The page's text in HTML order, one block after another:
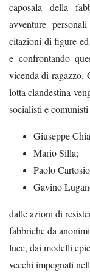
caposala della
avventure
citazioni di figure ed
e confrontando
vicenda di ragazzo.
lotta clandestina
socialisti e
Giuseppe
Mario Silla;
Paolo
Gavino
dalle azioni di
fabbriche da
luce, dai modelli
vecchi impegnati